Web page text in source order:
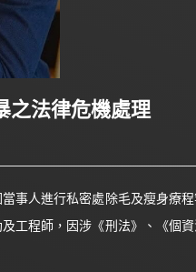
之法律危機處理
人進行私密處除毛及瘦身療
工程師，因涉《刑法》、《個